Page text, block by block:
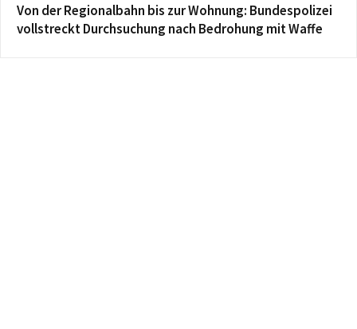
Von der Regionalbahn bis zur Wohnung: Bundespolizei
vollstreckt Durchsuchung nach Bedrohung mit Waffe